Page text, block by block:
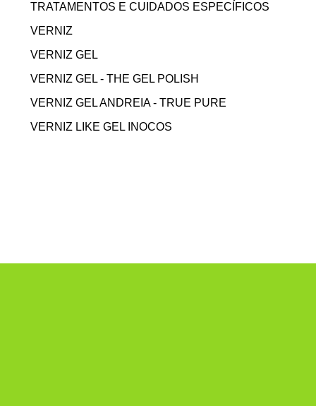
TRATAMENTOS E CUIDADOS ESPECÍFICOS
VERNIZ
VERNIZ GEL
VERNIZ GEL - THE GEL POLISH
VERNIZ GEL ANDREIA - TRUE PURE
VERNIZ LIKE GEL INOCOS